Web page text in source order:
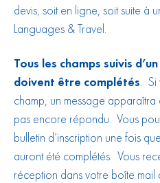
devis, soit en ligne, soit suite à
Languages & Travel.
Tous les champs suivis
doivent être complétés .
champ, un message apparaîtra
pas encore répondu. Vous
bulletin d’inscription une fois
auront été complétés. Vous
réception dans votre boîte mail